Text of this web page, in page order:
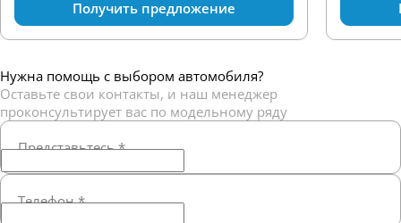
Получить предложение
Нужна помощь с выбором автомобиля?
Оставьте свои контакты, и наш менеджер
проконсультирует вас по модельному ряду
Представьтесь*
Телефон*